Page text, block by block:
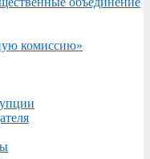
комиссию»